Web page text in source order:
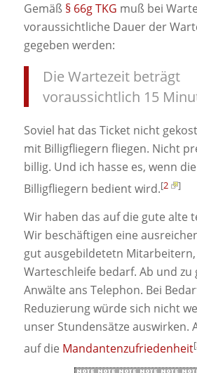
Gemäß § 66g TKG muß bei
voraussichtliche Dauer der
gegeben werden:
Die Wartezeit beträgt
voraussichtlich 15
Soviel hat das Ticket nicht
mit Billigfliegern fliegen. Nicht
billig. Und ich hasse es, wenn
Billigfliegern bedient wird.[2 ]
Wir haben das auf die gute alte
Wir beschäftigen eine
gut ausgebildetetn
Warteschleife bedarf. Ab und zu
Anwälte ans Telephon. Bei
Reduzierung würde sich nicht
unser Stundensätze auswirken.
auf die Mandantenzufriedenheit[